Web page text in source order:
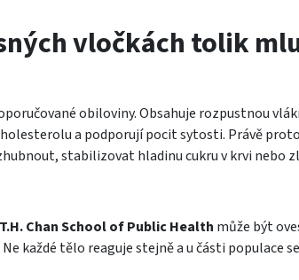
vločkách tolik
obiloviny. Obsahuje rozpustnou
a podporují pocit sytosti. Právě
stabilizovat hladinu cukru v krvi nebo
Chan School of Public Health může být
každé tělo reaguje stejně a u části populace